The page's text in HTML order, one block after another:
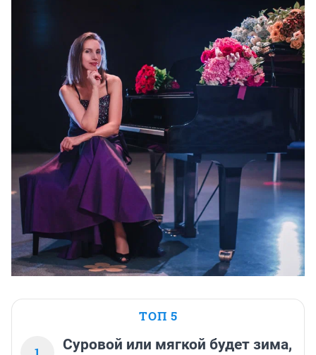
ТОП 5
Суровой или мягкой будет зима,